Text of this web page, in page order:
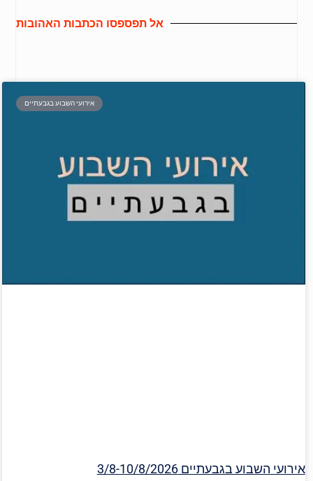
אל תפספסו הכתבות האהובות
אירועי השבוע בגבעתיים
אירועי השבוע בגבעתיים 3/8-10/8/2026